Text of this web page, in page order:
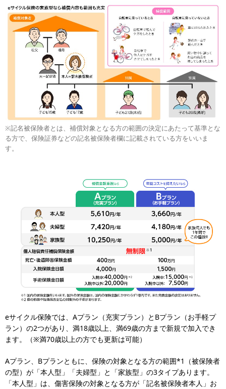
※記名被保険者とは、補償対象となる方の範囲の決定にあたって基準とな
る方で、保険証券などの記名被保険者欄に記載されている方をいいま
す。
eサイクル保険では、Aプラン（充実プラン）とBプラン（お手軽プ
ラン）の2つがあり、満18歳以上、満69歳の方まで新規で加入でき
ます。（※満70歳以上の方でも更新は可能）
Aプラン、Bプランともに、保険の対象となる方の範囲*1（被保険者
の型）が「本人型」「夫婦型」と「家族型」の3タイプあります。
「本人型」は、傷害保険の対象となる方が「記名被保険者本人」お